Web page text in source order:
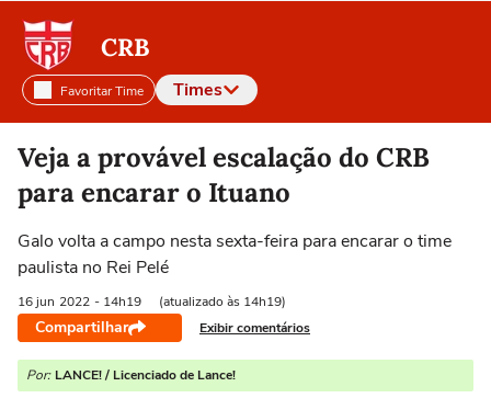
CRB
Favoritar Time Times
Selecione o time para ver as notícias
Veja a provável escalação do CRB
para encarar o Ituano
Galo volta a campo nesta sexta-feira para encarar o time
paulista no Rei Pelé
16 jun 2022 - 14h19 (atualizado às 14h19)
Compartilhar Exibir comentários
Por: LANCE! / Licenciado de Lance!